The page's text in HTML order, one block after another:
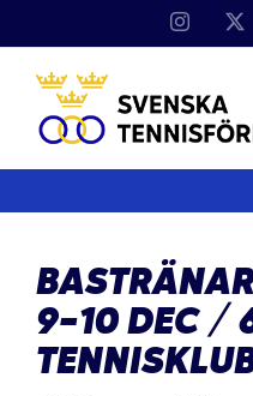
Instagram
9-10 DEC /